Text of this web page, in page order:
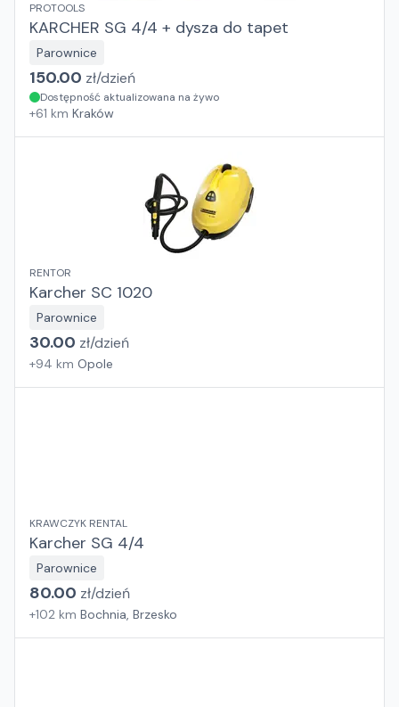
PROTOOLS
KARCHER SG 4/4 + dysza do tapet
Parownice
150.00 zł/dzień
Dostępność aktualizowana na żywo
+61 km Kraków
RENTOR
Karcher SC 1020
Parownice
30.00 zł/dzień
+94 km Opole
KRAWCZYK RENTAL
Karcher SG 4/4
Parownice
80.00 zł/dzień
+102 km Bochnia, Brzesko